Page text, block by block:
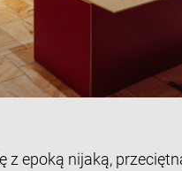
z epoką nijaką,